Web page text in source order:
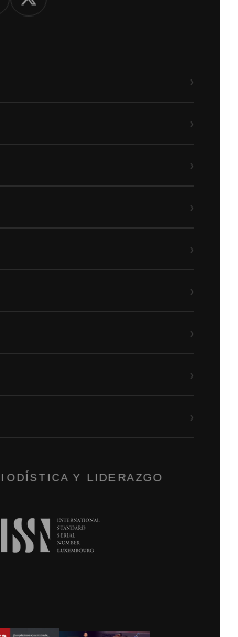
›
›
›
›
›
›
›
›
›
Y LIDERAZGO